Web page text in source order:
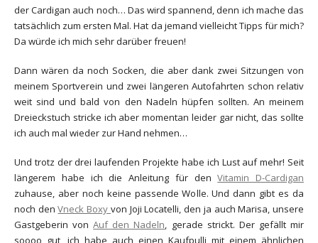
der Cardigan auch noch… Das wird spannend, denn ich mache das
tatsächlich zum ersten Mal. Hat da jemand vielleicht Tipps für mich?
Da würde ich mich sehr darüber freuen!
Dann wären da noch Socken, die aber dank zwei Sitzungen von
meinem Sportverein und zwei längeren Autofahrten schon relativ
weit sind und bald von den Nadeln hüpfen sollten. An meinem
Dreieckstuch stricke ich aber momentan leider gar nicht, das sollte
ich auch mal wieder zur Hand nehmen…
Und trotz der drei laufenden Projekte habe ich Lust auf mehr! Seit
längerem habe ich die Anleitung für denVitamin D-Cardigan
zuhause, aber noch keine passende Wolle. Und dann gibt es da
noch denVneck Boxy von Joji Locatelli, den ja auch Marisa, unsere
Gastgeberin vonAuf den Nadeln, gerade strickt. Der gefällt mir
soooo gut, ich habe auch einen Kaufpulli mit einem ähnlichen